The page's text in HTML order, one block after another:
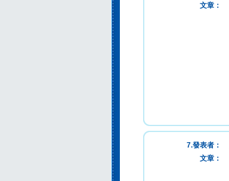
文章：
7.發表者：
文章：